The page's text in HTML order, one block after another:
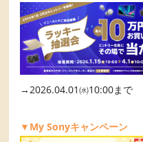
→2026.04.01㈬10:00まで
▼My Sonyキャンペーン